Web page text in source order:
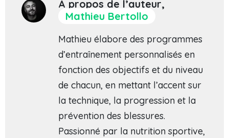
À propos de l’auteur,
Mathieu Bertollo
Mathieu élabore des programmes
d’entraînement personnalisés en
fonction des objectifs et du niveau
de chacun, en mettant l’accent sur
la technique, la progression et la
prévention des blessures.
Passionné par la nutrition sportive,